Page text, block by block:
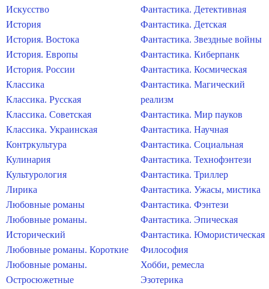
Искусство
История
История. Востока
История. Европы
История. России
Классика
Классика. Русская
Классика. Советская
Классика. Украинская
Контркультура
Кулинария
Культурология
Лирика
Любовные романы
Любовные романы.
Исторический
Любовные романы. Короткие
Любовные романы.
Остросюжетные
Фантастика. Детективная
Фантастика. Детская
Фантастика. Звездные войны
Фантастика. Киберпанк
Фантастика. Космическая
Фантастика. Магический
реализм
Фантастика. Мир пауков
Фантастика. Научная
Фантастика. Социальная
Фантастика. Технофэнтези
Фантастика. Триллер
Фантастика. Ужасы, мистика
Фантастика. Фэнтези
Фантастика. Эпическая
Фантастика. Юмористическая
Философия
Хобби, ремесла
Эзотерика